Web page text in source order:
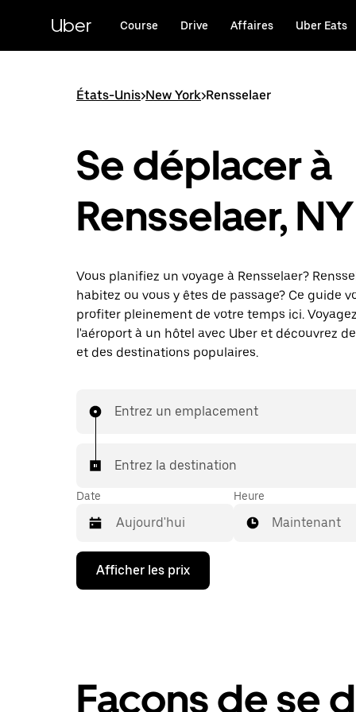
principal
Uber Course Drive Affaires Uber Eats
États-Unis>New York>Rensselaer
Se déplacer à
Rensselaer, NY
Vous planifiez un voyage à Rensselaer?
habitez ou vous y êtes de passage? Ce guide
profiter pleinement de votre temps ici.
l'aéroport à un hôtel avec Uber et découvrez
et des destinations populaires.
Entrez un emplacement
Entrez la destination
Date
Appuyez
la
avec
le
Heure
Maintenant
Afficher les prix
Façons de se